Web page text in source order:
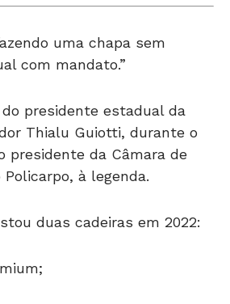
uma chapa sem
com mandato.”
presidente estadual da
Thialu Guiotti, durante o
presidente da Câmara de
Policarpo, à legenda.
duas cadeiras em 2022: